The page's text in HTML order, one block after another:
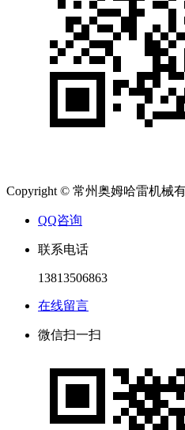
Copyright © 常州奥姆哈雷机械
QQ咨询
联系电话
13813506863
在线留言
微信扫一扫